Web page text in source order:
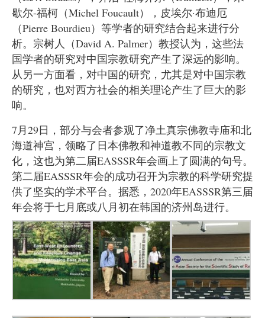
歇尔-福柯（Michel Foucault），皮埃尔·布迪厄
（Pierre Bourdieu）等学者的研究结合起来进行分
析。宗树人（David A. Palmer）教授认为，这些法
国学者的研究对中国宗教研究产生了深远的影响。
从另一方面看，对中国的研究，尤其是对中国宗教
的研究，也对西方社会的相关理论产生了巨大的影
响。
7月29日，部分与会者参观了净土真宗佛教寺庙和北
海道神宫，领略了日本佛教和神道教不同的宗教文
化，这也为第二届EASSSR年会画上了圆满的句号。
第二届EASSSR年会的成功召开为宗教的科学研究提
供了坚实的学术平台。据悉，2020年EASSSR第三届
年会将于七月底或八月初在韩国的济州岛进行。